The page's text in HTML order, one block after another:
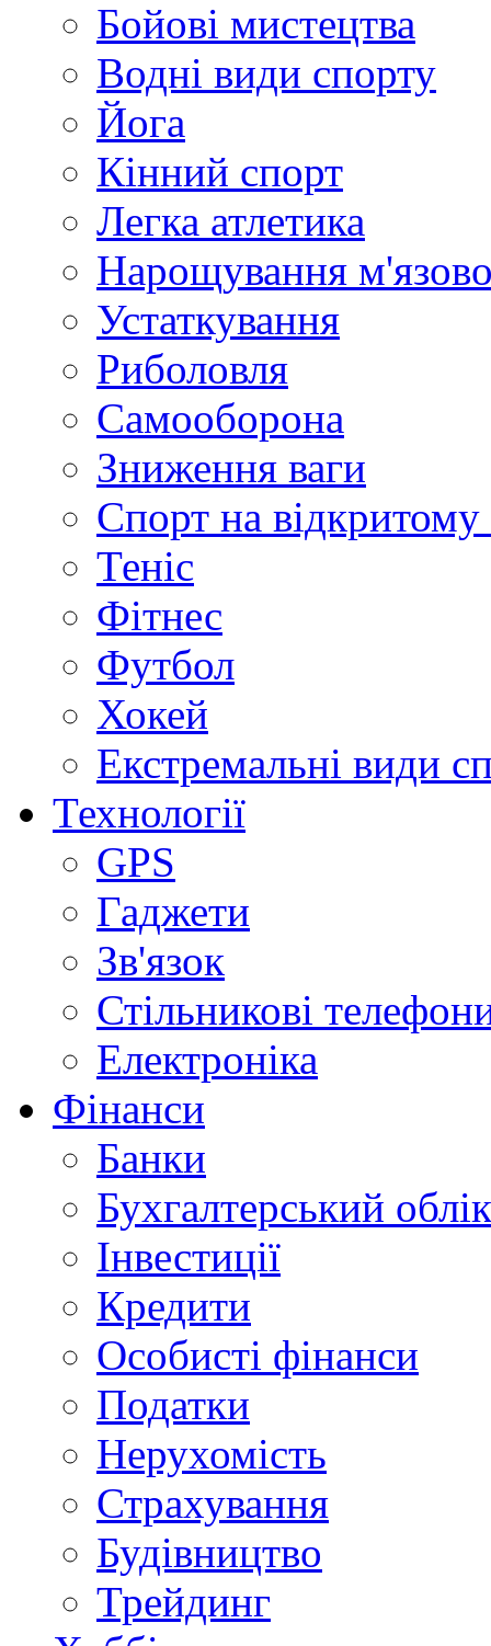
Бойові мистецтва
Водні види спорту
Йога
Кінний спорт
Легка атлетика
Нарощування
Устаткування
Риболовля
Самооборона
Зниження ваги
Спорт на відкритому
Теніс
Фітнес
Футбол
Хокей
Екстремальні види
Технології
GPS
Гаджети
Зв'язок
Стільникові
Електроніка
Фінанси
Банки
Бухгалтерський облік
Інвестиції
Кредити
Особисті фінанси
Податки
Нерухомість
Страхування
Будівництво
Трейдинг